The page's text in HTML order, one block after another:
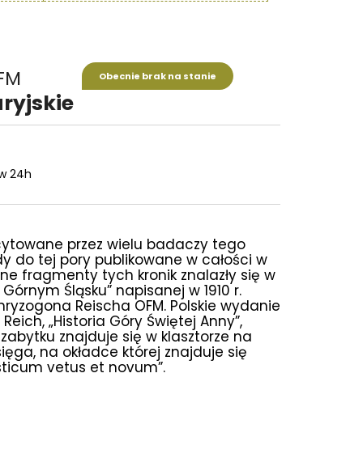
Obecnie brak na stanie
24h
przez wielu badaczy tego
do tej pory publikowane w całości w
fragmenty tych kronik znalazły się w
Śląsku” napisanej w 1910 r.
Reischa OFM. Polskie wydanie
„Historia Góry Świętej Anny”,
znajduje się w klasztorze na
na okładce której znajduje się
vetus et novum”.